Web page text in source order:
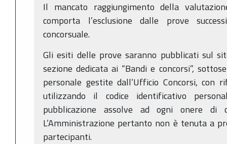
Il mancato raggiungimento della
comporta l’esclusione dalle prove
concorsuale.
Gli esiti delle prove saranno pubblicati sul
sezione dedicata ai “Bandi e concorsi”,
personale gestite dall’Ufficio Concorsi, con
utilizzando il codice identificativo
pubblicazione assolve ad ogni onere di
L’Amministrazione pertanto non è tenuta a
partecipanti.